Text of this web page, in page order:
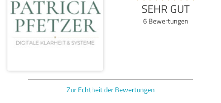
SEHR GUT
6 Bewertungen
Zur Echtheit der Bewertungen